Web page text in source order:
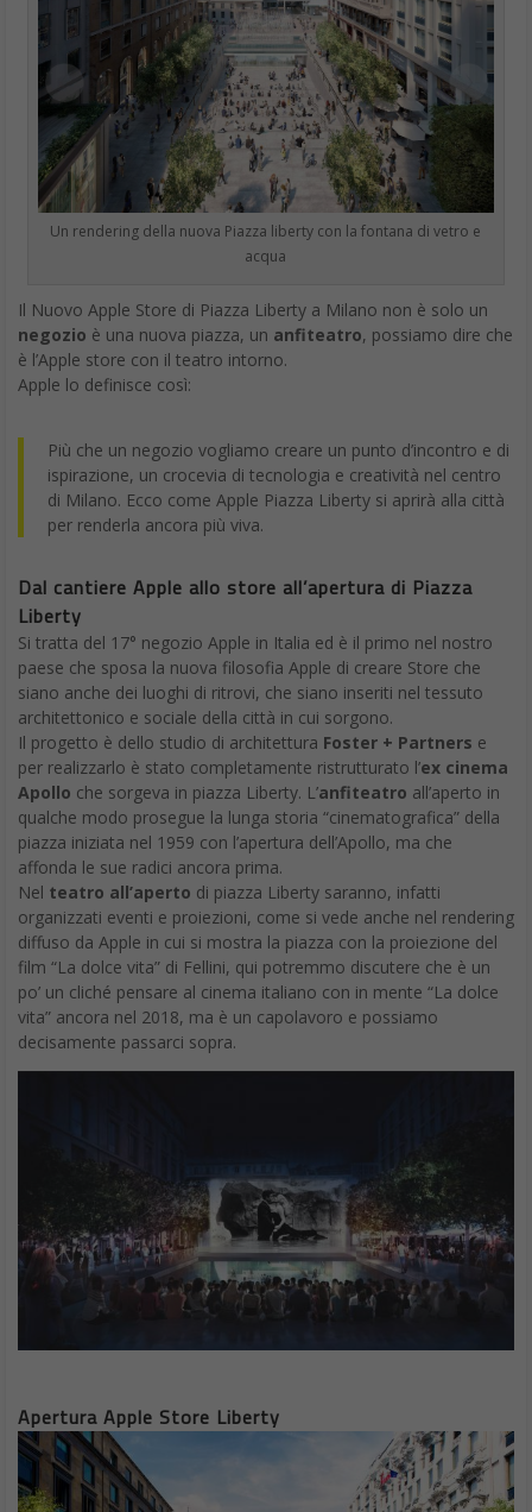
Un rendering della nuova Piazza liberty con la fontana di vetro e
acqua
Il Nuovo Apple Store di Piazza Liberty a Milano non è solo un
negozio è una nuova piazza, un anfiteatro, possiamo dire che
è l’Apple store con il teatro intorno.
Apple lo definisce così:
Più che un negozio vogliamo creare un punto d’incontro e di
ispirazione, un crocevia di tecnologia e creatività nel centro
di Milano. Ecco come Apple Piazza Liberty si aprirà alla città
per renderla ancora più viva.
Dal cantiere Apple allo store all’apertura di Piazza
Liberty
Si tratta del 17° negozio Apple in Italia ed è il primo nel nostro
paese che sposa la nuova filosofia Apple di creare Store che
siano anche dei luoghi di ritrovi, che siano inseriti nel tessuto
architettonico e sociale della città in cui sorgono.
Il progetto è dello studio di architettura Foster + Partners e
per realizzarlo è stato completamente ristrutturato l’ex cinema
Apollo che sorgeva in piazza Liberty. L’anfiteatro all’aperto in
qualche modo prosegue la lunga storia “cinematografica” della
piazza iniziata nel 1959 con l’apertura dell’Apollo, ma che
affonda le sue radici ancora prima.
Nel teatro all’aperto di piazza Liberty saranno, infatti
organizzati eventi e proiezioni, come si vede anche nel rendering
diffuso da Apple in cui si mostra la piazza con la proiezione del
film “La dolce vita” di Fellini, qui potremmo discutere che è un
po’ un cliché pensare al cinema italiano con in mente “La dolce
vita” ancora nel 2018, ma è un capolavoro e possiamo
decisamente passarci sopra.
Apertura Apple Store Liberty